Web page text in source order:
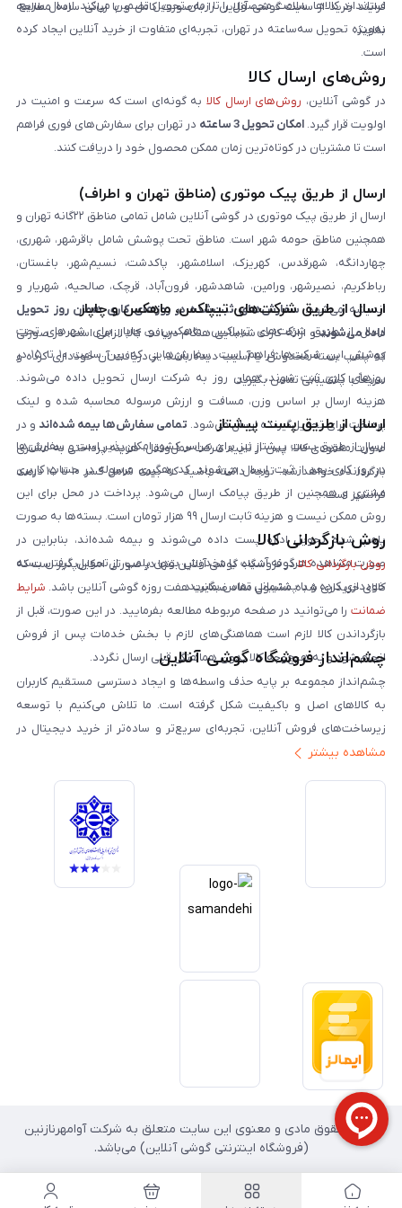
استاندارد کالاها، سلامت محصول را تا زمان تحویل تضمین می‌کند. ارسال سریع،
به‌ویژه تحویل سه‌ساعته در تهران، تجربه‌ای متفاوت از خرید آنلاین ایجاد کرده
است.
فرایند خرید از سایت گوشی آنلاین را به‌صورت کامل و با زبانی ساده مطالعه
نمایند.
روش‌های ارسال کالا
در گوشی آنلاین، روش‌های ارسال کالا به گونه‌ای است که سرعت و امنیت در
اولویت قرار گیرد. امکان تحویل 3 ساعته
در تهران برای سفارش‌های فوری فراهم
است تا مشتریان در کوتاه‌ترین زمان ممکن محصول خود را دریافت کنند.
ارسال از طریق پیک موتوری (مناطق تهران و اطراف)
ارسال از طریق پیک موتوری در گوشی آنلاین شامل تمامی مناطق ۲۲گانه تهران و
همچنین مناطق حومه شهر است. مناطق تحت پوشش شامل باقرشهر، شهرری،
چهاردانگه، شهرقدس، کهریزک، اسلامشهر، پاکدشت، نسیم‌شهر، باغستان،
رباط‌کریم، نصیرشهر، ورامین، شاهدشهر، فرون‌آباد، قرچک، صالحیه، شهریار و
اندیشه می‌شود. سفارش‌های ثبت‌شده در روزهای کاری همان روز تحویل
داده می‌شوندو ارائه کارت شناسایی هنگام دریافت کالا الزامی است. در صورتی
که پلمپ بسته مخدوش یا آسیب دیده باشد، از دریافت آن خودداری کرده و
سریعاً با پشتیبانی تماس بگیرید.
ارسال از طریق شرکت‌های تیپاکس، ماهکس و چاپار
ارسال از طریق شرکت‌های تیپاکس، ماهکس و چاپار برای شهرهای تحت
پوشش این شرکت‌ها فراهم است. سفارش‌هایی که بین ساعت ۱۰ تا ۱۵ در
روزهای کاری ثبت شوند، همان روز به شرکت ارسال تحویل داده می‌شوند.
هزینه ارسال بر اساس وزن، مسافت و ارزش مرسوله محاسبه شده و لینک
پرداخت برای تحویل‌گیرنده ارسال می‌شود. تمامی سفارش‌ها بیمه شده‌اند و در
صورت مفقودی کالا، پس از تایید شرکت حمل‌ونقل، هزینه پرداختی به مشتری
بازگردانده خواهد شد. توجه داشته باشید که بیمه شامل کسر ۱۰ تا ۱۵ درصد
فرانشیز است.
ارسال از طریق پست پیشتاز
ارسال از طریق پست پیشتاز نیز برای سراسر کشور امکان‌پذیر است و سفارش‌ها
در روز کاری بعد از ثبت، ارسال می‌شوند. کد رهگیری مرسوله در حساب کاربری
مشتری و همچنین از طریق پیامک ارسال می‌شود. پرداخت در محل برای این
روش ممکن نیست و هزینه ثابت ارسال ۹۹ هزار تومان است. بسته‌ها به صورت
پلمپ شده تحویل اداره پست داده می‌شوند و بیمه شده‌اند، بنابراین در
صورت مشاهده هرگونه آسیب یا مخدوش بودن پلمپ، از تحویل گرفتن بسته
خودداری کرده و با پشتیبانی تماس بگیرید.
روش بازگردانی کالا
روش بازگردانی کالادر فروشگاه گوشی آنلاین تنها در صورتی امکان‌پذیر است که
کالای خریداری شده مشمول مفاد ضمانت هفت روزه گوشی آنلاین باشد. شرایط
ضمانت را می‌توانید در صفحه مربوطه مطالعه بفرمایید. در این صورت، قبل از
بازگرداندن کالا لازم است هماهنگی‌های لازم با بخش خدمات پس از فروش
انجام شود و به هیچ‌وجه کالا بدون هماهنگی قبلی ارسال نگردد.
چشم‌انداز فروشگاه گوشی آنلاین
چشم‌انداز مجموعه بر پایه حذف واسطه‌ها و ایجاد دسترسی مستقیم کاربران
به کالاهای اصل و باکیفیت شکل گرفته است. ما تلاش می‌کنیم با توسعه
زیرساخت‌های فروش آنلاین، تجربه‌ای سریع‌تر و ساده‌تر از خرید دیجیتال در
ایران ارائه دهیم. تبدیل‌شدن به مرجعی قابل اعتماد برای خرید کالای دیجیتال،
خدمات و به‌روزرسانی مداوم محصولات، مسیر ما را روشن‌تر می‌کند. ما باور
داریم آینده بازار دیجیتال متعلق به کسب‌وکارهایی است که صداقت و شفافیت
را در اولویت قرار می‌دهند. گوشی آنلاین با تکیه بر تجربه و تخصص، با قدرت به
سمت تحقق این چشم‌انداز حرکت می‌کند.
مشاهده بیشتر
تمامی حقوق مادی و معنوی این سایت متعلق به شرکت آوامهرنازنین
(فروشگاه اینترنتی گوشی آنلاین) می‌باشد.